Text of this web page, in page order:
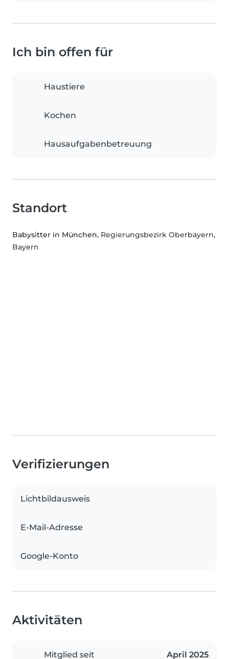
Ich bin offen für
Haustiere
Kochen
Hausaufgabenbetreuung
Standort
Babysitter in München, Regierungsbezirk Oberbayern,
Bayern
Verifizierungen
Lichtbildausweis
E-Mail-Adresse
Google-Konto
Aktivitäten
Mitglied seit April 2025